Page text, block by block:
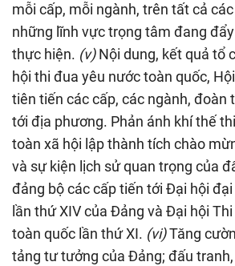
mỗi cấp, mỗi ngành, trên tất cả
những lĩnh vực trọng tâm đang
thực hiện. (v)Nội dung, kết quả tổ
hội thi đua yêu nước toàn quốc,
tiên tiến các cấp, các ngành, đoàn
tới địa phương. Phản ánh khí thế
toàn xã hội lập thành tích chào
và sự kiện lịch sử quan trọng của
đảng bộ các cấp tiến tới Đại hội
lần thứ XIV của Đảng và Đại hội
toàn quốc lần thứ XI. (vi)Tăng
tảng tư tưởng của Đảng; đấu